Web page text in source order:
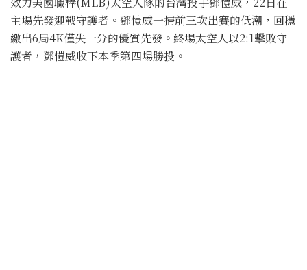
主場先發迎戰守護者。鄧愷威一掃前三次出賽的低潮，回穩
繳出6局4K僅失一分的優質先發。終場太空人以2:1擊敗守
護者，鄧愷威收下本季第四場勝投。